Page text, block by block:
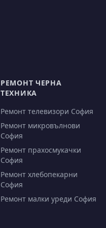
РЕМОНТ ЧЕРНА
ТЕХНИКА
Ремонт телевизори София
Ремонт микровълнови
София
Ремонт прахосмукачки
София
Ремонт хлебопекарни
София
Ремонт малки уреди София